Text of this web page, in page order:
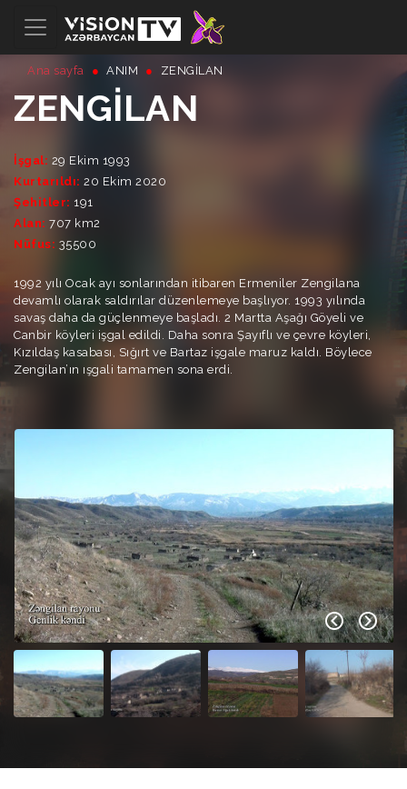
Ana sayfa ANIM ZENGILAN
ZENGILAN
İşgal: 29 Ekim 1993
Kurtarıldı: 20 Ekim 2020
Şehitler: 191
Alan: 707 km2
Nüfus: 35500
1992 yılı Ocak ayı sonlarından itibaren Ermeniler Zengilana
devamlı olarak saldırılar düzenlemeye başlıyor. 1993 yılında
savaş daha da güçlenmeye başladı. 2 Martta Aşağı Göyeli ve
Canbir köyleri işgal edildi. Daha sonra Şayıflı ve çevre köyleri,
Kızıldaş kasabası, Sığırt ve Bartaz işgale maruz kaldı. Böylece
Zengilan’ın ışgali tamamen sona erdi.